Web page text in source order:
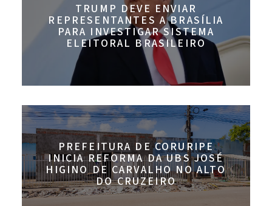
TRUMP DEVE ENVIAR
REPRESENTANTES A BRASÍLIA
PARA INVESTIGAR SISTEMA
ELEITORAL BRASILEIRO
PREFEITURA DE CORURIPE
INICIA REFORMA DA UBS JOSÉ
HIGINO DE CARVALHO NO ALTO
DO CRUZEIRO